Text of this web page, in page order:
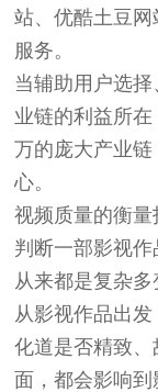
站、优酷土豆
服务。
当辅助用户选
业链的利益所
万的庞大产业
心。
视频质量的衡量
判断一部影视
从来都是复杂多
从影视作品出
化道是否精致
面，都会影响